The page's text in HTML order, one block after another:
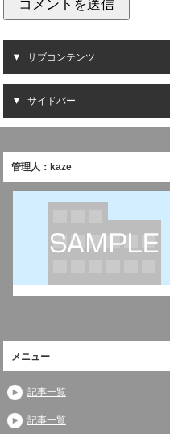
サブコンテンツ
サイドバー
管理人：kaze
メニュー
記事一覧
記事一覧